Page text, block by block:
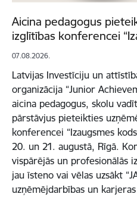
Aicina pedagogus
izglītības konferencei
07.08.2026.
Latvijas Investīciju un
organizācija “Junior
aicina pedagogus, skolu
pārstāvjus pieteikties
konferencei “Izaugsmes
20. un 21. augustā, Rīgā.
vispārējās un profesionālās
jau īsteno vai vēlas uzsākt
uzņēmējdarbības un